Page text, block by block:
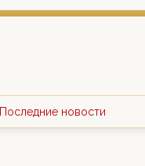
Последние новости